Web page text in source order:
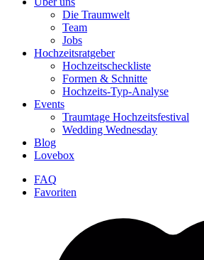
Die Traumwelt
Team
Jobs
Hochzeitsratgeber
Hochzeitscheckliste
Formen & Schnitte
Hochzeits-Typ-Analyse
Events
Traumtage Hochzeitsfestival
Wedding Wednesday
Blog
Lovebox
FAQ
Favoriten